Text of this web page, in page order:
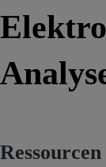
Ressourcen